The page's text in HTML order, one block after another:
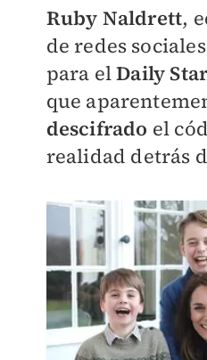
Ruby Naldrett,
de redes
para elDaily
que
descifrado el
realidad detrás